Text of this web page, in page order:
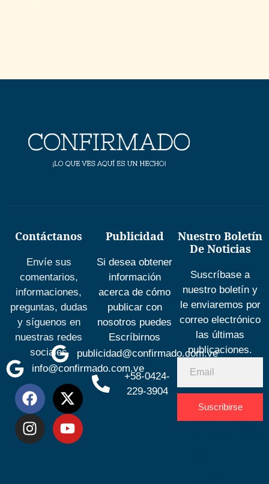
Contáctanos
Envíe sus
comentarios,
informaciones,
preguntas, dudas
y síguenos en
nuestras redes
sociales
info@confirmado.com.ve
Publicidad
Si desea obtener
información
acerca de cómo
publicar con
nosotros puedes
Escríbirnos
publicidad@confirmado.com.ve
+58-0424-
229-3904
Nuestro Boletín
De Noticias
Suscríbase a
nuestro boletín y
le enviaremos por
correo electrónico
las últimas
publicaciones.
Suscribirse